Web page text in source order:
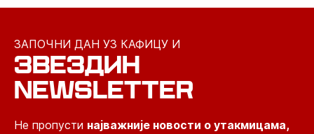
ЗАПОЧНИ ДАН УЗ КАФИЦУ И
ЗВЕЗДИН
NEWSLETTER
Не пропусти најважније новости о утакмицама,